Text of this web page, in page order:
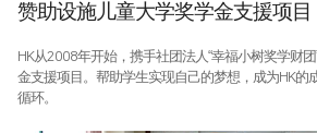
赞助设施儿童大学奖学金支援项目
HK从2008年开始，携手社团法人“幸福小树奖学财
金支援项目。帮助学生实现自己的梦想，成为HK的
循环。